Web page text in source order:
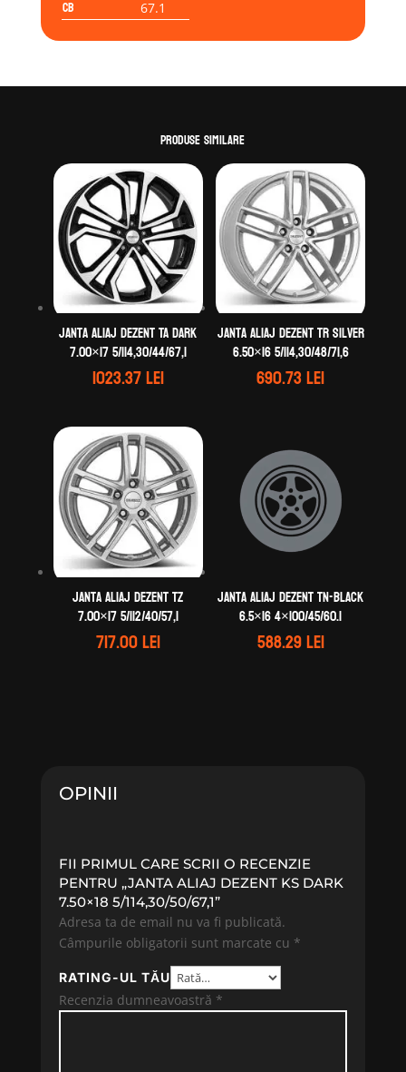
CB 67.1
Produse similare
Janta aliaj DEZENT TA dark
7.00×17 5/114,30/44/67,1
1023.37lei
Janta aliaj DEZENT TR silver
6.50×16 5/114,30/48/71,6
690.73lei
Janta aliaj DEZENT TZ
7.00×17 5/112/40/57,1
717.00lei
Janta aliaj DEZENT TN-black
6.5×16 4×100/45/60.1
588.29lei
OPINII
FII PRIMUL CARE SCRII O RECENZIE
PENTRU „JANTA ALIAJ DEZENT KS DARK
7.50×18 5/114,30/50/67,1”
Adresa ta de email nu va fi publicată.
Câmpurile obligatorii sunt marcate cu *
RATING-UL TĂU
Recenzia dumneavoastră *